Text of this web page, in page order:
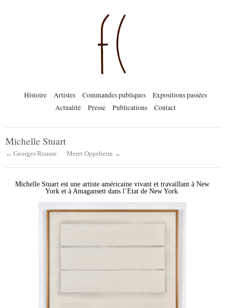
Histoire Artistes Commandes publiques
Expositions passées
Actualité
Presse Publications Contact
Michelle Stuart
← Georges Rousse Meret Oppeheim →
Michelle Stuart est une artiste américaine vivant et travaillant à New
York et à Amagansett dans l’Etat de New York.